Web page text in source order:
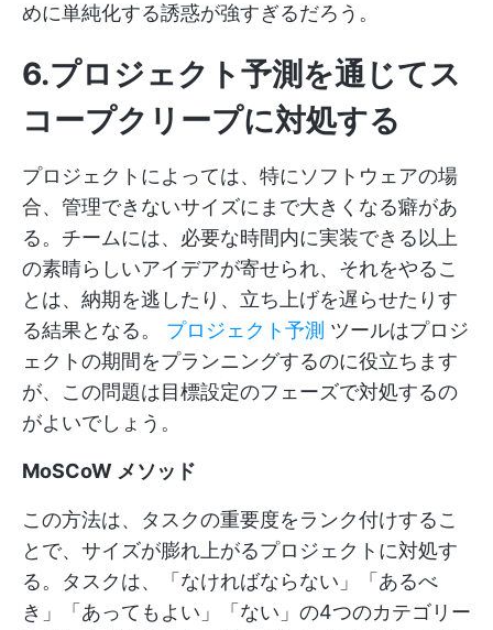
めに単純化する誘惑が強すぎるだろう。
6.プロジェクト予測を通じてス
コープクリープに対処する
プロジェクトによっては、特にソフトウェアの場
合、管理できないサイズにまで大きくなる癖があ
る。チームには、必要な時間内に実装できる以上
の素晴らしいアイデアが寄せられ、それをやるこ
とは、納期を逃したり、立ち上げを遅らせたりす
る結果となる。 プロジェクト予測 ツールはプロジ
ェクトの期間をプランニングするのに役立ちます
が、この問題は目標設定のフェーズで対処するの
がよいでしょう。
MoSCoW メソッド
この方法は、タスクの重要度をランク付けするこ
とで、サイズが膨れ上がるプロジェクトに対処す
る。タスクは、「なければならない」「あるべ
き」「あってもよい」「ない」の4つのカテゴリー